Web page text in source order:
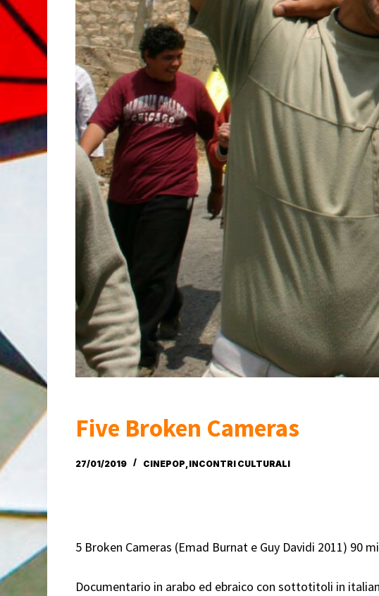
Five Broken Cameras
27/01/2019 CINEPOP INCONTRI CULTURALI
5 Broken Cameras (Emad Burnat e Guy Davidi 2011) 90
Documentario in arabo ed ebraico con sottotitoli in